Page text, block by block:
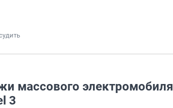
массового электромобиля
3